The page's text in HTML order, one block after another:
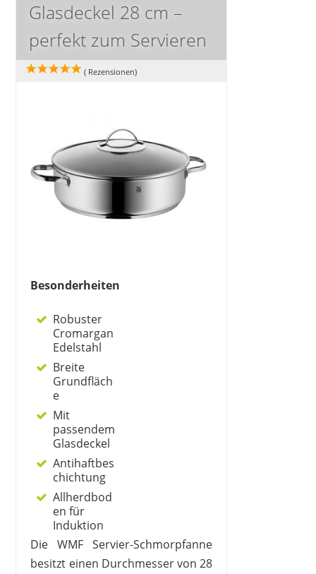
Glasdeckel 28 cm –
perfekt zum Servieren
( Rezensionen)
Besonderheiten
Robuster
Cromargan
Edelstahl
Breite
Grundfläch
e
Mit
passendem
Glasdeckel
Antihaftbes
chichtung
Allherdbod
en für
Induktion
Die WMF Servier-Schmorpfanne
besitzt einen Durchmesser von 28